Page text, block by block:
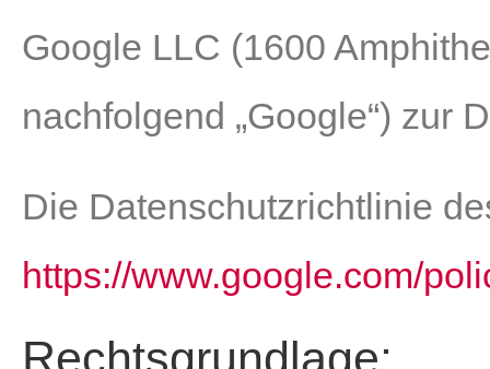
Google LLC (1600
nachfolgend „Google“) zur
Die Datenschutzrichtlinie
https://www.google.com/
Rechtsgrundlage: